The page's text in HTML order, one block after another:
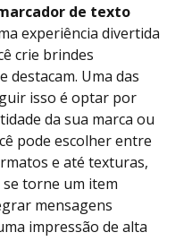
de texto
experiência divertida
crie brindes
destacam. Uma das
isso é optar por
da sua marca ou
pode escolher entre
e até texturas,
torne um item
mensagens
impressão de alta